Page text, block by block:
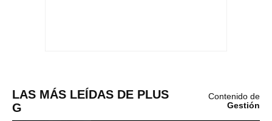
LAS MÁS LEÍDAS DE PLUS
G
Contenido de
Gestión